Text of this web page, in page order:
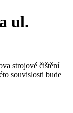
ul.
strojové čištění
souvislosti bude